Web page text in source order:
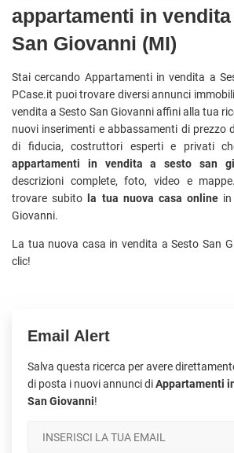
appartamenti in
San Giovanni (MI)
Stai cercando Appartamenti in vendita a
PCase.it puoi trovare diversi annunci
vendita a Sesto San Giovanni affini alla tua
nuovi inserimenti e abbassamenti di prezzo
di fiducia, costruttori esperti e privati
appartamenti in vendita a sesto san
descrizioni complete, foto, video e
trovare subito
la tua nuova casa online
Giovanni.
La tua nuova casa in vendita a Sesto San
clic!
Email Alert
Salva questa ricerca per avere
di posta i nuovi annunci diAppartamenti
San Giovanni!